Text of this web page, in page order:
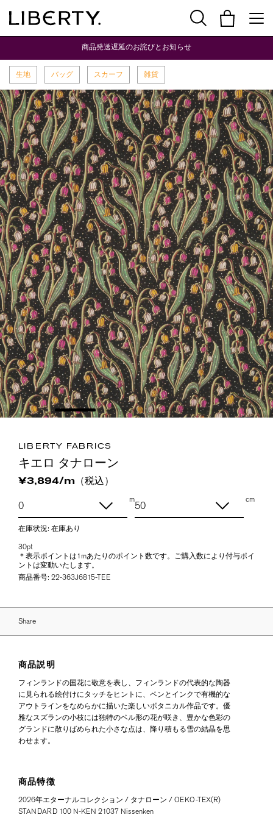
商品発送遅延のお詫びとお知らせ
生地 バッグ スカーフ 雑貨
LIBERTY FABRICS
キエロ タナローン
¥3,894/m（税込）
m cm
在庫状況: 在庫あり
30pt
＊表示ポイントは1mあたりのポイント数です。ご購入数により付与ポイ
ントは変動いたします。
商品番号: 22-363J6815-TEE
Share
商品説明
フィンランドの国花に敬意を表し、フィンランドの代表的な陶器
に見られる絵付けにタッチをヒントに、ペンとインクで有機的な
アウトラインをなめらかに描いた楽しいボタニカル作品です。優
雅なスズランの小枝には独特のベル形の花が咲き、豊かな色彩の
グランドに散りばめられた小さな点は、降り積もる雪の結晶を思
わせます。
商品特徴
2026年エターナルコレクション / タナローン / OEKO-TEX(R)
STANDARD 100 N-KEN 21037 Nissenken